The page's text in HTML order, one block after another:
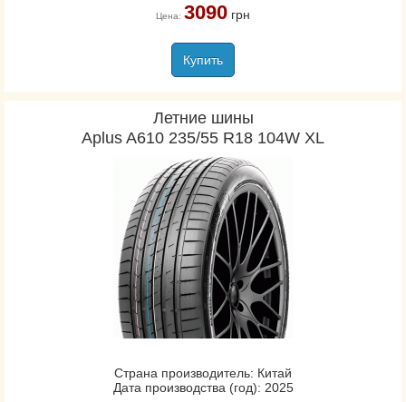
ContiCrossContact LX
Sport
Цена: 3090грн
Купить
Летние шины
Aplus A610 235/55 R18 104W XL
Страна производитель: Китай
Дата производства (год): 2025